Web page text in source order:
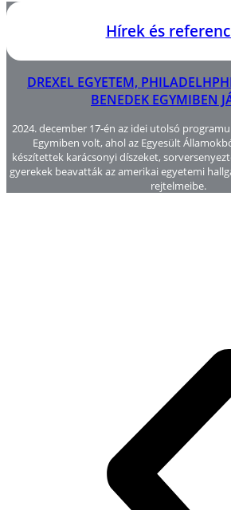
Hírek és
DREXEL EGYETEM,
BENEDEK EGYMIBEN
2024. december 17-én az idei utolsó
Egymiben volt, ahol az Egyesült
készítettek karácsonyi díszeket,
gyerekek beavatták az amerikai egyetemi
rejtelmeibe.